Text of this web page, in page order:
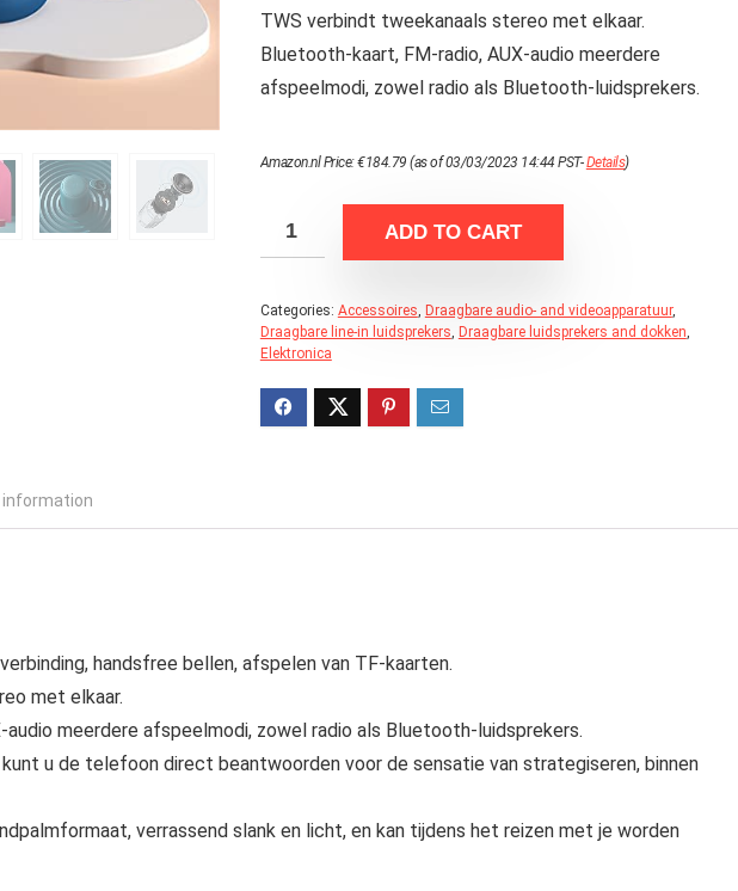
TWS verbindt tweekanaals stereo met elkaar.
Bluetooth-kaart, FM-radio, AUX-audio meerdere
afspeelmodi, zowel radio als Bluetooth-luidsprekers.
Amazon.nl Price:€184.79 (as of 03/03/2023 14:44 PST-Details)
ADD TO CART
Categories: Accessoires, Draagbare audio- and videoapparatuur,
Draagbare line-in luidsprekers, Draagbare luidsprekers and dokken,
Elektronica
information
handsfree bellen, afspelen van TF-kaarten.
met elkaar.
meerdere afspeelmodi, zowel radio als Bluetooth-luidsprekers.
u de telefoon direct beantwoorden voor de sensatie van strategiseren, binnen
verrassend slank en licht, en kan tijdens het reizen met je worden